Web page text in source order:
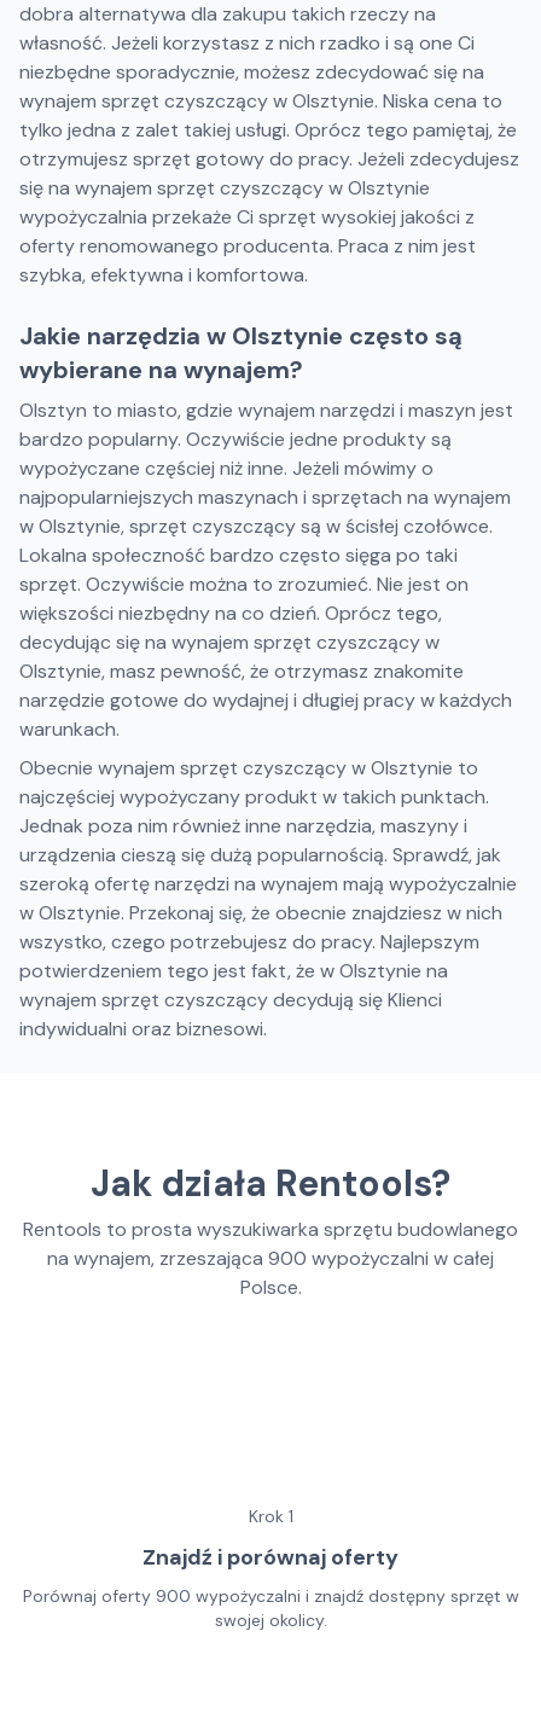
dobra alternatywa dla zakupu takich rzeczy na
własność. Jeżeli korzystasz z nich rzadko i są one Ci
niezbędne sporadycznie, możesz zdecydować się na
wynajem sprzęt czyszczący w Olsztynie. Niska cena to
tylko jedna z zalet takiej usługi. Oprócz tego pamiętaj, że
otrzymujesz sprzęt gotowy do pracy. Jeżeli zdecydujesz
się na wynajem sprzęt czyszczący w Olsztynie
wypożyczalnia przekaże Ci sprzęt wysokiej jakości z
oferty renomowanego producenta. Praca z nim jest
szybka, efektywna i komfortowa.
Jakie narzędzia w Olsztynie często są
wybierane na wynajem?
Olsztyn to miasto, gdzie wynajem narzędzi i maszyn jest
bardzo popularny. Oczywiście jedne produkty są
wypożyczane częściej niż inne. Jeżeli mówimy o
najpopularniejszych maszynach i sprzętach na wynajem
w Olsztynie, sprzęt czyszczący są w ścisłej czołówce.
Lokalna społeczność bardzo często sięga po taki
sprzęt. Oczywiście można to zrozumieć. Nie jest on
większości niezbędny na co dzień. Oprócz tego,
decydując się na wynajem sprzęt czyszczący w
Olsztynie, masz pewność, że otrzymasz znakomite
narzędzie gotowe do wydajnej i długiej pracy w każdych
warunkach.
Obecnie wynajem sprzęt czyszczący w Olsztynie to
najczęściej wypożyczany produkt w takich punktach.
Jednak poza nim również inne narzędzia, maszyny i
urządzenia cieszą się dużą popularnością. Sprawdź, jak
szeroką ofertę narzędzi na wynajem mają wypożyczalnie
w Olsztynie. Przekonaj się, że obecnie znajdziesz w nich
wszystko, czego potrzebujesz do pracy. Najlepszym
potwierdzeniem tego jest fakt, że w Olsztynie na
wynajem sprzęt czyszczący decydują się Klienci
indywidualni oraz biznesowi.
Jak działa Rentools?
Rentools to prosta wyszukiwarka sprzętu budowlanego
na wynajem, zrzeszająca 900 wypożyczalni w całej
Polsce.
Krok 1
Znajdź i porównaj oferty
Porównaj oferty 900 wypożyczalni i znajdź dostępny sprzęt w
swojej okolicy.